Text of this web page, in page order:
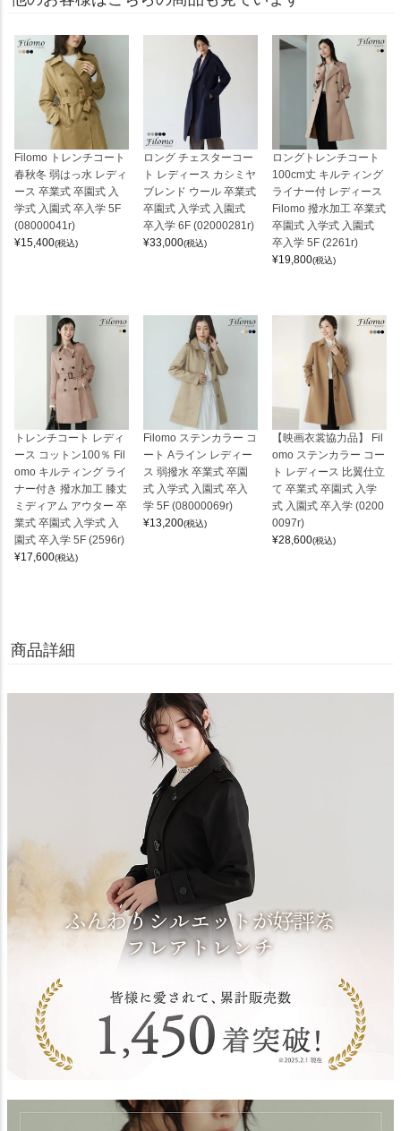
Filomo トレンチコート
春秋冬 弱はっ水 レディ
ース 卒業式 卒園式 入
学式 入園式 卒入学 5F
(08000041r)
¥15,400(税込)
ロング チェスターコー
ト レディース カシミヤ
ブレンド ウール 卒業式
卒園式 入学式 入園式
卒入学 6F (02000281r)
¥33,000(税込)
ロングトレンチコート
100cm丈 キルティング
ライナー付 レディース
Filomo 撥水加工 卒業式
卒園式 入学式 入園式
卒入学 5F (2261r)
¥19,800(税込)
トレンチコート レディ
ース コットン100％ Fil
omo キルティング ライ
ナー付き 撥水加工 膝丈
ミディアム アウター 卒
業式 卒園式 入学式 入
園式 卒入学 5F (2596r)
¥17,600(税込)
Filomo ステンカラー コ
ート Aライン レディー
ス 弱撥水 卒業式 卒園
式 入学式 入園式 卒入
学 5F (08000069r)
¥13,200(税込)
【映画衣裳協力品】 Fil
omo ステンカラー コー
ト レディース 比翼仕立
て 卒業式 卒園式 入学
式 入園式 卒入学 (0200
0097r)
¥28,600(税込)
商品詳細